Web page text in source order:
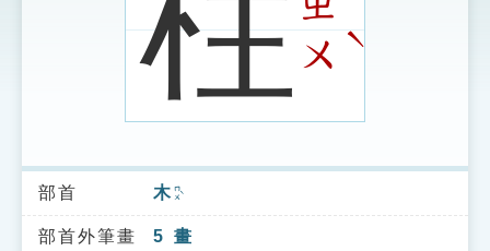
索引選單
知識索引
ㄨˋ
部首 木ㄇㄨˋ
部首外筆畫 5 畫